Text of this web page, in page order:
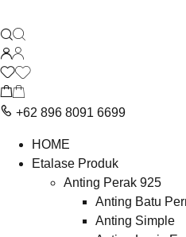
+62 896 8091 6699
HOME
Etalase Produk
Anting Perak 925
Anting Batu
Anting Simple